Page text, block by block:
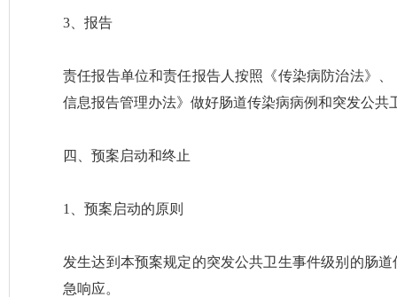
3、报告
责任报告单位和责任报告人按照《传染病防治法》
信息报告管理办法》做好肠道传染病病例和突发公共
四、预案启动和终止
1、预案启动的原则
发生达到本预案规定的突发公共卫生事件级别的肠
急响应。